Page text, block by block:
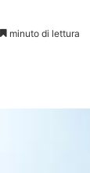
minuto di lettura